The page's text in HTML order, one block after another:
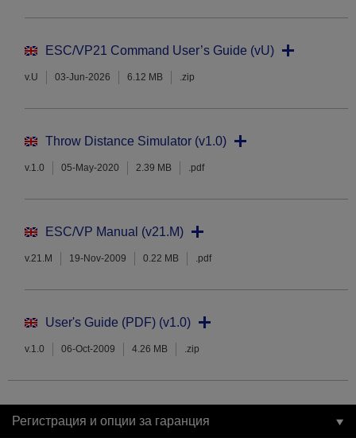
ESC/VP21 Command User’s Guide (vU)
v.U 03-Jun-2026 6.12 MB .zip
Throw Distance Simulator (v1.0)
v.1.0 05-May-2020 2.39 MB .pdf
ESC/VP Manual (v21.M)
v.21.M 19-Nov-2009 0.22 MB .pdf
User's Guide (PDF) (v1.0)
v.1.0 06-Oct-2009 4.26 MB .zip
Регистрация и опции за гаранция